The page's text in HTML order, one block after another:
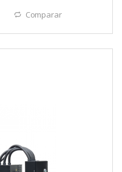
Comparar